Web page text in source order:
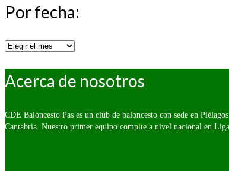
Por fecha:
Por
Acerca de nosotros
CDE Baloncesto Pas es un club de baloncesto con sede en
Cantabria. Nuestro primer equipo compite a nivel nacional en